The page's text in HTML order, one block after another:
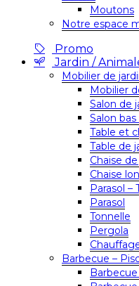
Moutons
Notre espace
Promo
Jardin /
Mobilier de
Mobilier
Salon de
Salon
Table et
Table de
Chaise
Chaise
Parasol –
Parasol
Tonnelle
Pergola
Barbecue –
Barbecue